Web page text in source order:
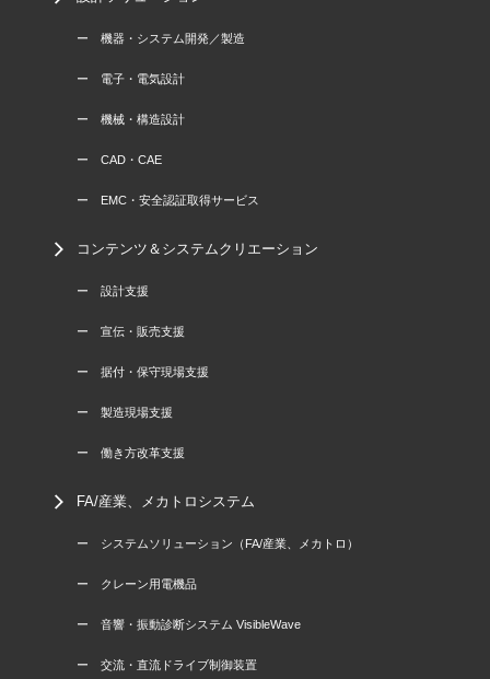
ー 機器・システム開発／製造
ー 電子・電気設計
ー 機械・構造設計
ー CAD・CAE
ー EMC・安全認証取得サービス
コンテンツ＆システムクリエーション
ー 設計支援
ー 宣伝・販売支援
ー 据付・保守現場支援
ー 製造現場支援
ー 働き方改革支援
FA/産業、メカトロシステム
ー システムソリューション（FA/産業、メカトロ）
ー クレーン用電機品
ー 音響・振動診断システム VisibleWave
ー 交流・直流ドライブ制御装置